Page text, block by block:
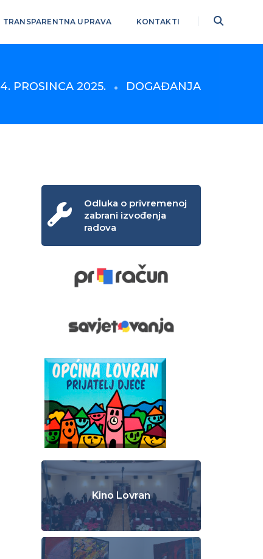
TRANSPARENTNA UPRAVA KONTAKTI
4. PROSINCA 2025. DOGAĐANJA
Odluka o privremenoj
zabrani izvođenja
radova
Kino Lovran